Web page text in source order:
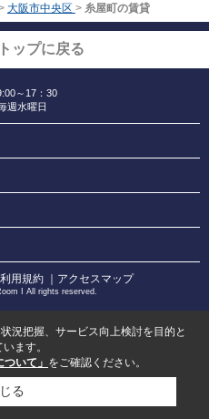
大阪市中央区 > 糸屋町の賃貸
ップに戻る
～17：30
週水曜日
利用規約 ｜アクセスマップ
I All rights reserved.
況把握、サービス向上検討を目的と
ます。
いて」 をご確認ください。
る